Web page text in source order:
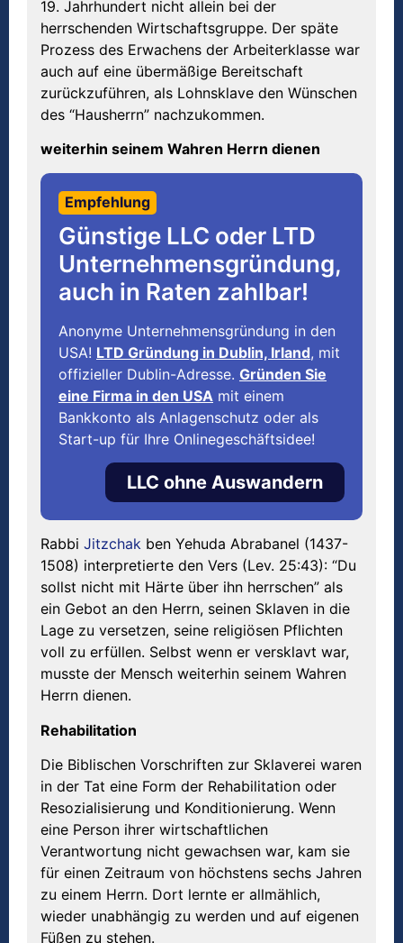
19. Jahrhundert nicht allein bei der
herrschenden Wirtschaftsgruppe. Der späte
Prozess des Erwachens der Arbeiterklasse war
auch auf eine übermäßige Bereitschaft
zurückzuführen, als Lohnsklave den Wünschen
des “Hausherrn” nachzukommen.
weiterhin seinem Wahren Herrn dienen
Empfehlung
Günstige LLC oder LTD
Unternehmensgründung,
auch in Raten zahlbar!
Anonyme Unternehmensgründung in den
USA! LTD Gründung in Dublin, Irland, mit
offizieller Dublin-Adresse. Gründen Sie
eine Firma in den USA mit einem
Bankkonto als Anlagenschutz oder als
Start-up für Ihre Onlinegeschäftsidee!
LLC ohne Auswandern
Rabbi Jitzchak ben Yehuda Abrabanel (1437-
1508) interpretierte den Vers (Lev. 25:43): “Du
sollst nicht mit Härte über ihn herrschen” als
ein Gebot an den Herrn, seinen Sklaven in die
Lage zu versetzen, seine religiösen Pflichten
voll zu erfüllen. Selbst wenn er versklavt war,
musste der Mensch weiterhin seinem Wahren
Herrn dienen.
Rehabilitation
Die Biblischen Vorschriften zur Sklaverei waren
in der Tat eine Form der Rehabilitation oder
Resozialisierung und Konditionierung. Wenn
eine Person ihrer wirtschaftlichen
Verantwortung nicht gewachsen war, kam sie
für einen Zeitraum von höchstens sechs Jahren
zu einem Herrn. Dort lernte er allmählich,
wieder unabhängig zu werden und auf eigenen
Füßen zu stehen.